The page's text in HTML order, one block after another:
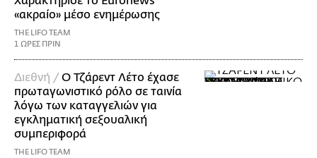
«ακραίο» μέσο ενημέρωσης
THE LIFO TEAM
1 ΩΡΕΣ ΠΡΙΝ
Διεθνή /Ο Τζάρεντ Λέτο έχασε
πρωταγωνιστικό ρόλο σε ταινία
λόγω των καταγγελιών για
εγκληματική σεξουαλική
συμπεριφορά
THE LIFO TEAM